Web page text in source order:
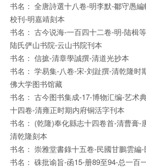
书名： 全唐詩選十八卷-明李默-鄒守愚
校刊-明嘉靖刻本
书名： 古今说海-一百四十二卷-明-陆楫
陆氏俨山书院-云山书院刊本
书名： 信摭-清章學誠撰-清道光抄本
书名： 学易集-八卷-宋-刘趾撰-清乾隆时
佛大学图书馆藏
书名： 古今图书集成-17-博物汇编-艺术
十四卷-清雍正时期内府铜活字刊本
书名： (乾隆)奉化縣志十四卷首-清曹膏-
清乾隆刻本
书名： 崇雅堂書錄十五卷-民國甘鵬雲編
书名： 硃批谕旨-函15-册89至94-总一百